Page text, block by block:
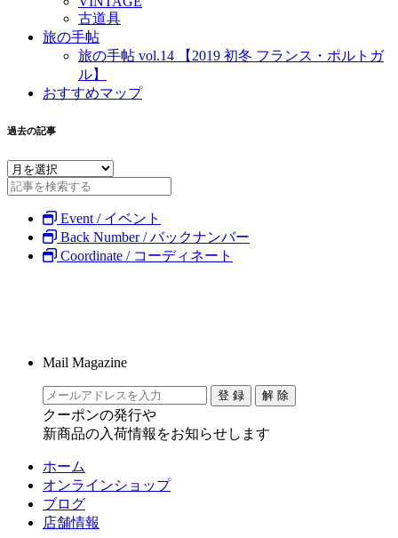
古道具
旅の手帖
旅の手帖 vol.14 【2019 初冬 フランス・ポルトガ
ル】
おすすめマップ
過去の記事
Event / イベント
Back Number / バックナンバー
Coordinate / コーディネート
Mail Magazine
クーポンの発行や
新商品の入荷情報をお知らせします
ホーム
オンラインショップ
ブログ
店舗情報